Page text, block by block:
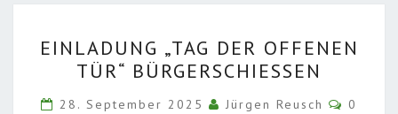
„TAG
DER
OFFENEN
EINLADUNG „TAG DER OFFENEN
TÜR“ BÜRGERSCHIESSEN
28. September 2025 Jürgen Reusch
0